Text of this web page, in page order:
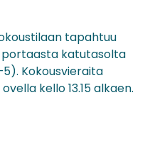
tapahtuu
portaasta katutasolta
Kokousvieraita
kello 13.15 alkaen.